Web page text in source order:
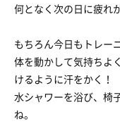
何となく次の日に疲れ
もちろん今日もトレー
体を動かして気持ちよ
けるように汗をかく！
水シャワーを浴び、椅
ね。